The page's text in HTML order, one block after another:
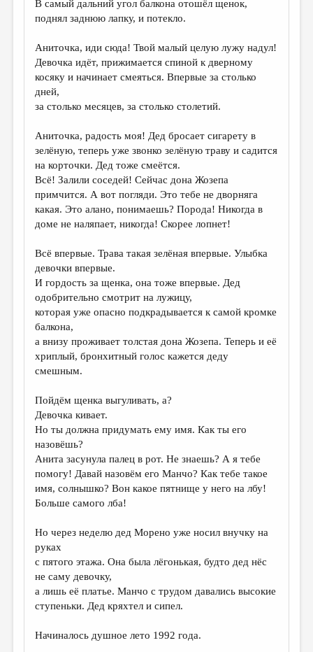
В самый дальний угол балкона отошёл щенок,
поднял заднюю лапку, и потекло.
Аниточка, иди сюда! Твой малый целую лужу надул!
Девочка идёт, прижимается спиной к дверному
косяку и начинает смеяться. Впервые за столько
дней,
за столько месяцев, за столько столетий.
Аниточка, радость моя! Дед бросает сигарету в
зелёную, теперь уже звонко зелёную траву и садится
на корточки. Дед тоже смеётся.
Всё! Залили соседей! Сейчас дона Жозепа
примчится. А вот погляди. Это тебе не дворняга
какая. Это алано, понимаешь? Порода! Никогда в
доме не наляпает, никогда! Скорее лопнет!
Всё впервые. Трава такая зелёная впервые. Улыбка
девочки впервые.
И гордость за щенка, она тоже впервые. Дед
одобрительно смотрит на лужицу,
которая уже опасно подкрадывается к самой кромке
балкона,
а внизу проживает толстая дона Жозепа. Теперь и её
хриплый, бронхитный голос кажется деду
смешным.
Пойдём щенка выгуливать, а?
Девочка кивает.
Но ты должна придумать ему имя. Как ты его
назовёшь?
Анита засунула палец в рот. Не знаешь? А я тебе
помогу! Давай назовём его Манчо? Как тебе такое
имя, солнышко? Вон какое пятнище у него на лбу!
Больше самого лба!
Но через неделю дед Морено уже носил внучку на
руках
с пятого этажа. Она была лёгонькая, будто дед нёс
не саму девочку,
а лишь её платье. Манчо с трудом давались высокие
ступеньки. Дед кряхтел и сипел.
Начиналось душное лето 1992 года.